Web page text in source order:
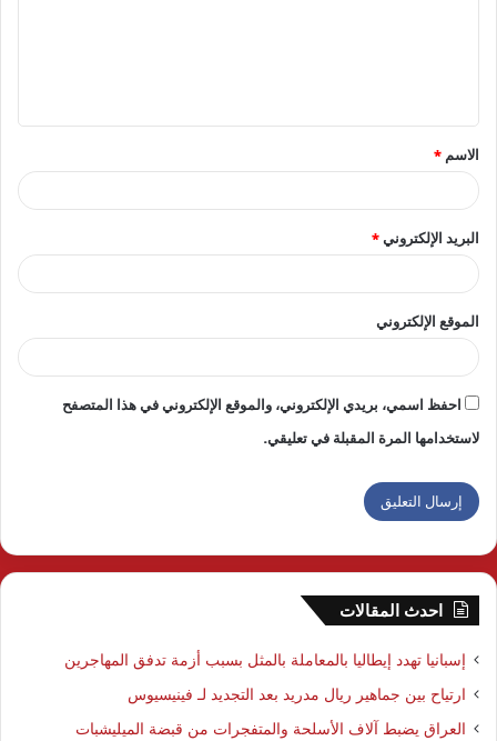
ق
*
الاسم *
البريد الإلكتروني*
الموقع الإلكتروني
احفظ اسمي، بريدي الإلكتروني، والموقع الإلكتروني في هذا المتصفح
لاستخدامها المرة المقبلة في تعليقي.
احدث المقالات
إسبانيا تهدد إيطاليا بالمعاملة بالمثل بسبب أزمة تدفق المهاجرين
ارتياح بين جماهير ريال مدريد بعد التجديد لـ فينيسيوس
العراق يضبط آلاف الأسلحة والمتفجرات من قبضة الميليشبات